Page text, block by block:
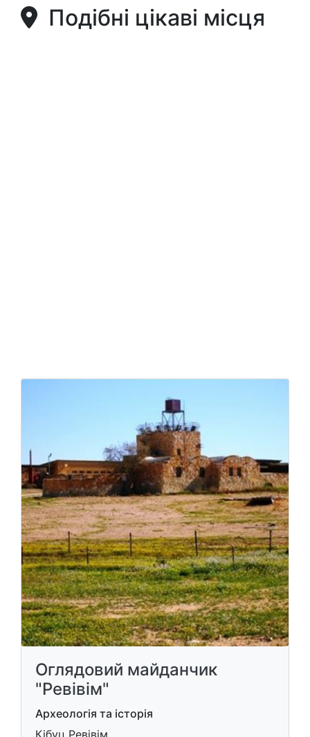
Подібні цікаві місця
Оглядовий майданчик
"Ревівім"
Археологія та історія
Кібуц Ревівім